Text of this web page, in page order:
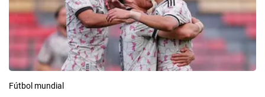
Fútbol mundial